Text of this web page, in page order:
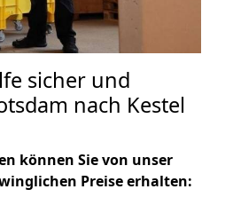
sicher und
nach Kestel
können Sie von unser
Preise erhalten: